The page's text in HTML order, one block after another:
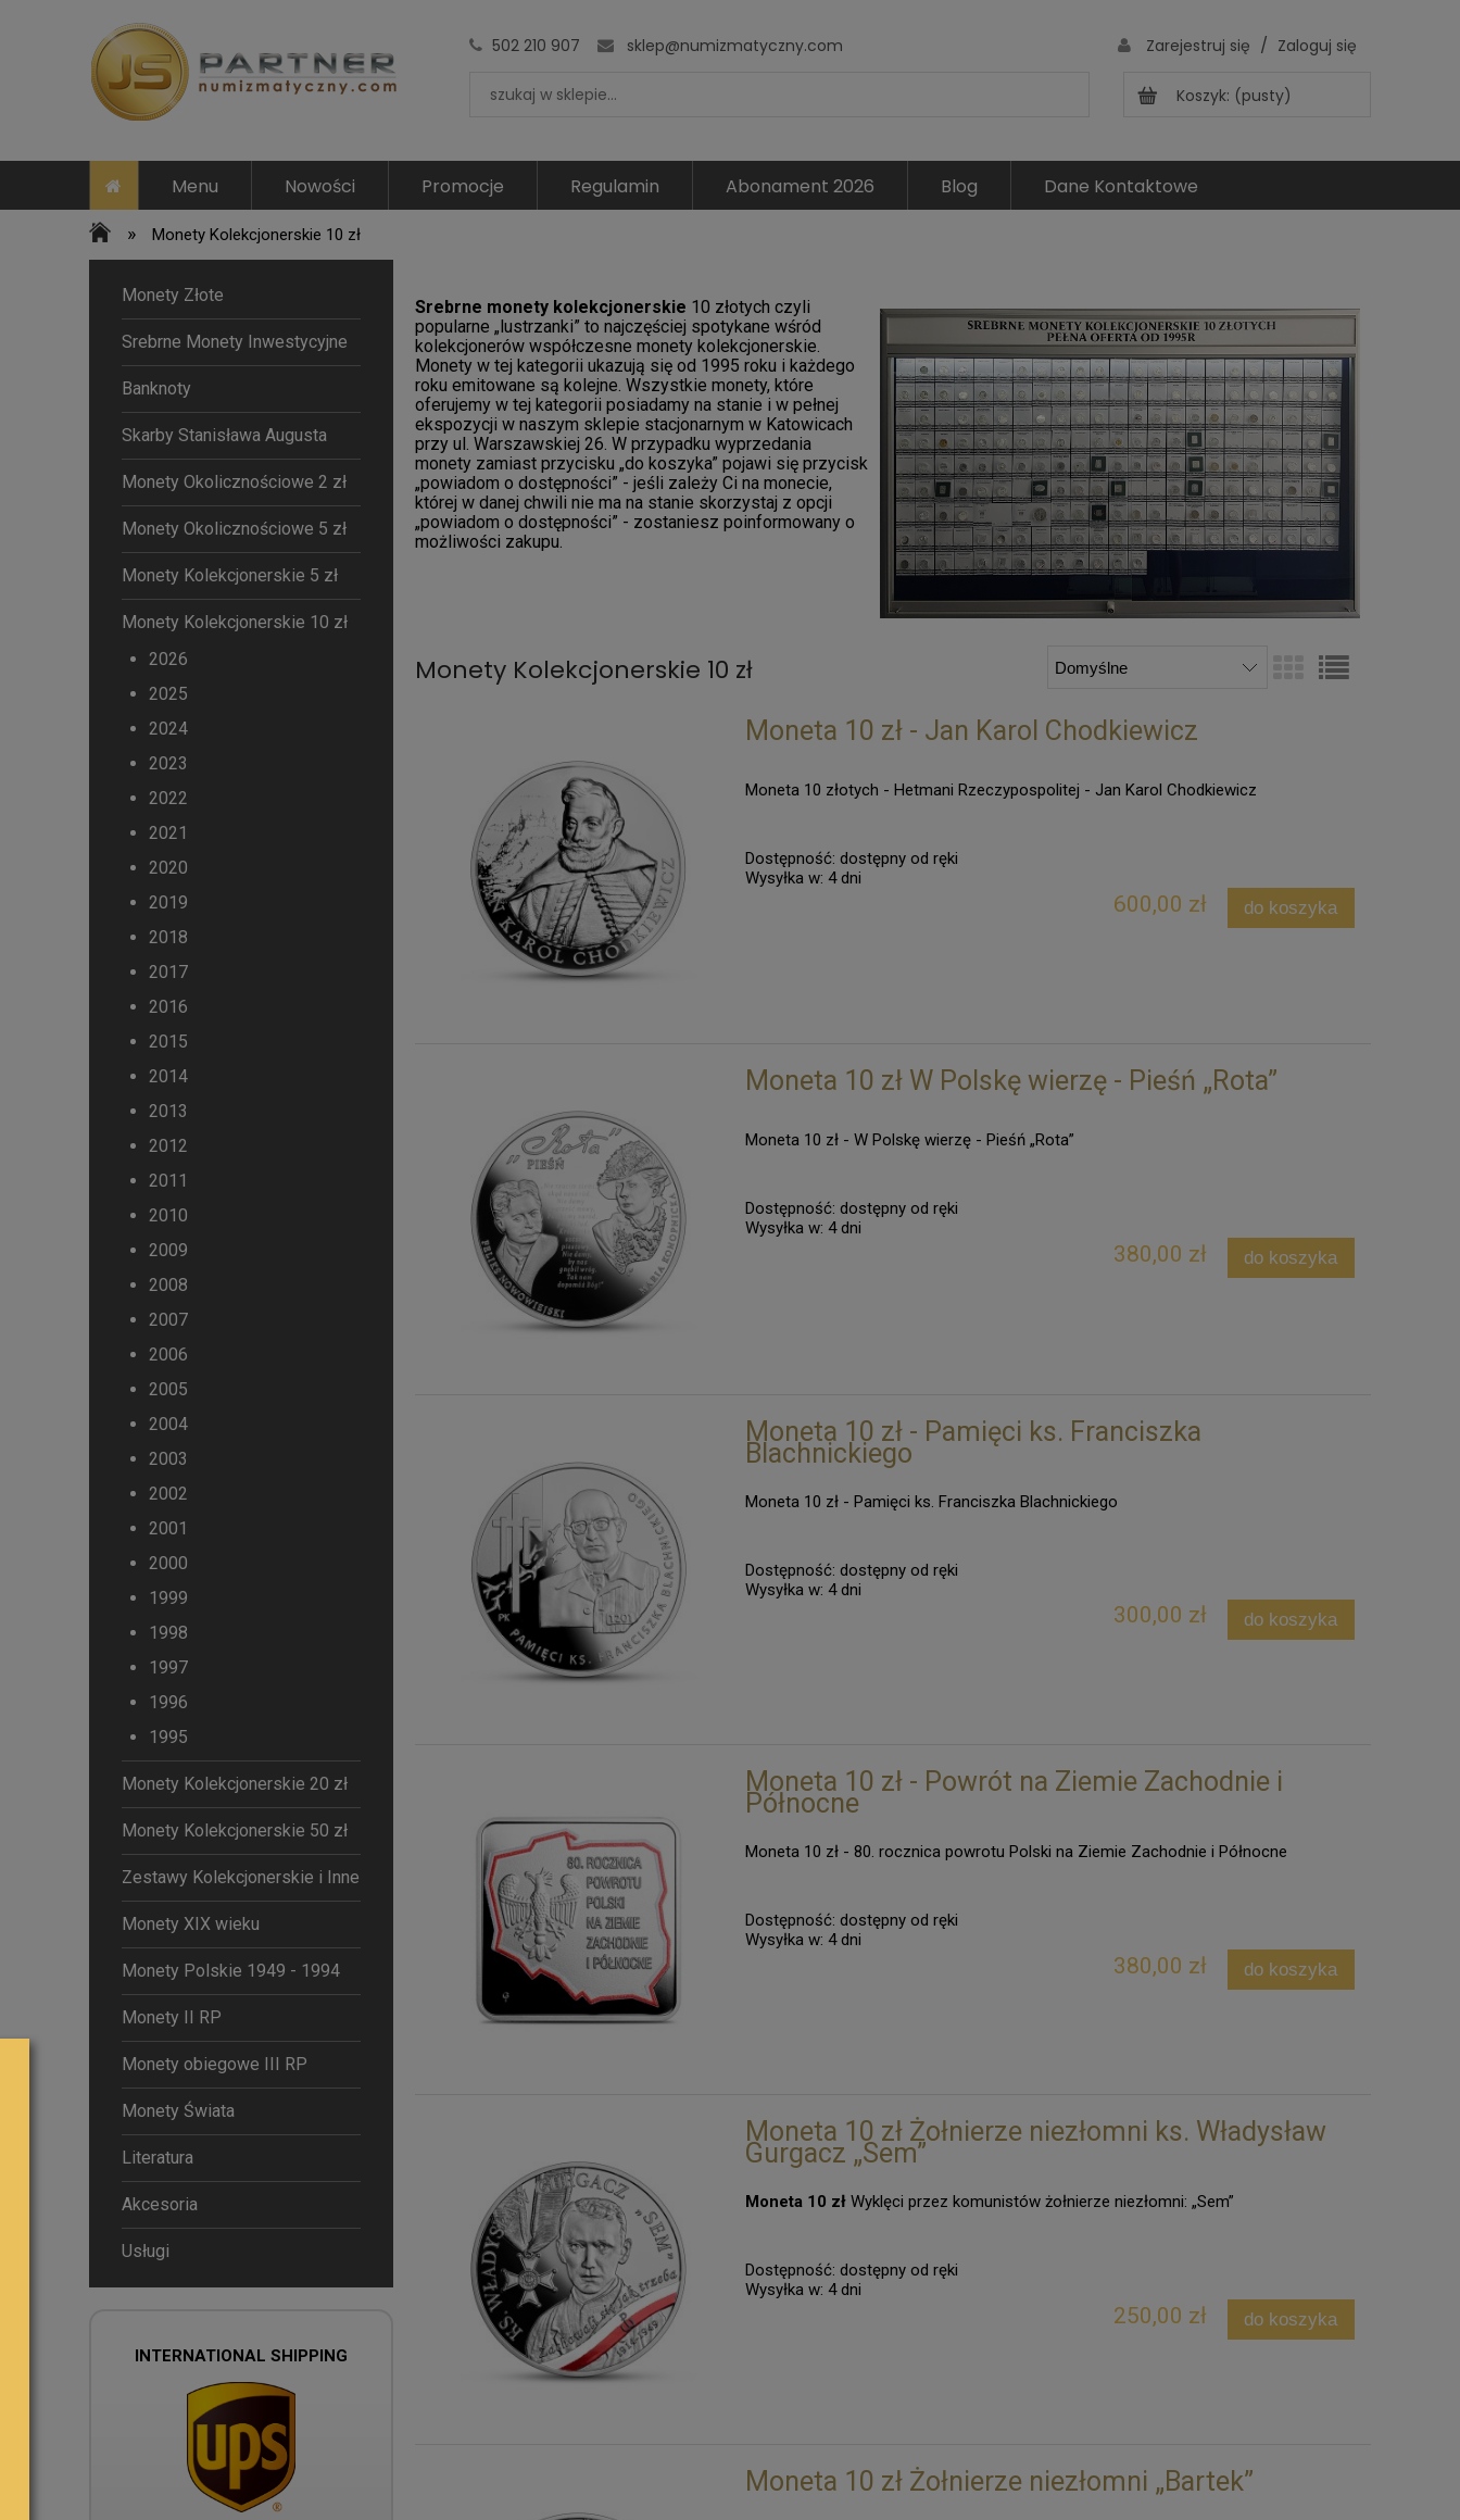
502 210 907 sklep@numizmatyczny.com Zarejestruj się / Zaloguj się
Koszyk: (pusty)
Menu Nowości Promocje Regulamin Abonament 2026 Blog Dane Kontaktowe
» Monety Kolekcjonerskie 10 zł
Monety Złote
Srebrne Monety Inwestycyjne
Banknoty
Skarby Stanisława Augusta
Monety Okolicznościowe 2 zł
Monety Okolicznościowe 5 zł
Monety Kolekcjonerskie 5 zł
Monety Kolekcjonerskie 10 zł
2026
2025
2024
2023
2022
2021
2020
2019
2018
2017
2016
2015
2014
2013
2012
2011
2010
2009
2008
2007
2006
2005
2004
2003
2002
2001
2000
1999
1998
1997
1996
1995
Monety Kolekcjonerskie 20 zł
Monety Kolekcjonerskie 50 zł
Zestawy Kolekcjonerskie i Inne
Monety XIX wieku
Monety Polskie 1949 - 1994
Monety II RP
Monety obiegowe III RP
Monety Świata
Literatura
Akcesoria
Usługi
INTERNATIONAL SHIPPING
Srebrne monety kolekcjonerskie 10 złotych czyli
popularne „lustrzanki” to najczęściej spotykane wśród
kolekcjonerów współczesne monety kolekcjonerskie.
Monety w tej kategorii ukazują się od 1995 roku i każdego
roku emitowane są kolejne. Wszystkie monety, które
oferujemy w tej kategorii posiadamy na stanie i w pełnej
ekspozycji w naszym sklepie stacjonarnym w Katowicach
przy ul. Warszawskiej 26. W przypadku wyprzedania
monety zamiast przycisku „do koszyka” pojawi się przycisk
„powiadom o dostępności” - jeśli zależy Ci na monecie,
której w danej chwili nie ma na stanie skorzystaj z opcji
„powiadom o dostępności” - zostaniesz poinformowany o
możliwości zakupu.
Monety Kolekcjonerskie 10 zł
Moneta 10 zł - Jan Karol Chodkiewicz
Moneta 10 złotych - Hetmani Rzeczypospolitej - Jan Karol Chodkiewicz
Dostępność: dostępny od ręki
Wysyłka w: 4 dni
600,00 zł do koszyka
Moneta 10 zł W Polskę wierzę - Pieśń „Rota”
Moneta 10 zł - W Polskę wierzę - Pieśń „Rota”
Dostępność: dostępny od ręki
Wysyłka w: 4 dni
380,00 zł do koszyka
Moneta 10 zł - Pamięci ks. Franciszka
Blachnickiego
Moneta 10 zł - Pamięci ks. Franciszka Blachnickiego
Dostępność: dostępny od ręki
Wysyłka w: 4 dni
300,00 zł do koszyka
Moneta 10 zł - Powrót na Ziemie Zachodnie i
Północne
Moneta 10 zł - 80. rocznica powrotu Polski na Ziemie Zachodnie i Północne
Dostępność: dostępny od ręki
Wysyłka w: 4 dni
380,00 zł do koszyka
Moneta 10 zł Żołnierze niezłomni ks. Władysław
Gurgacz „Sem”
Moneta 10 złWyklęci przez komunistów żołnierze niezłomni: „Sem”
Dostępność: dostępny od ręki
Wysyłka w: 4 dni
250,00 zł do koszyka
Moneta 10 zł Żołnierze niezłomni „Bartek”